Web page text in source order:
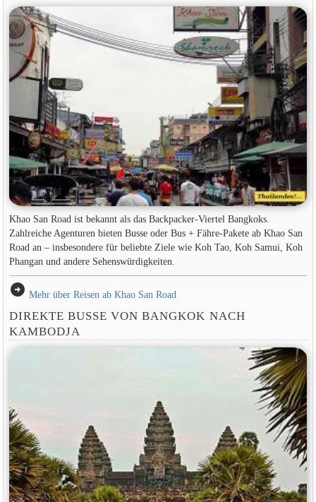
Khao San Road ist bekannt als das Backpacker-Viertel Bangkoks.
Zahlreiche Agenturen bieten Busse oder Bus + Fähre-Pakete ab Khao San
Road an – insbesondere für beliebte Ziele wie Koh Tao, Koh Samui, Koh
Phangan und andere Sehenswürdigkeiten.
arrow_circle_right Mehr über Reisen ab Khao San Road
DIREKTE BUSSE VON BANGKOK NACH
KAMBODJA